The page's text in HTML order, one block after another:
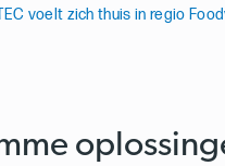
voelt zich thuis in regio